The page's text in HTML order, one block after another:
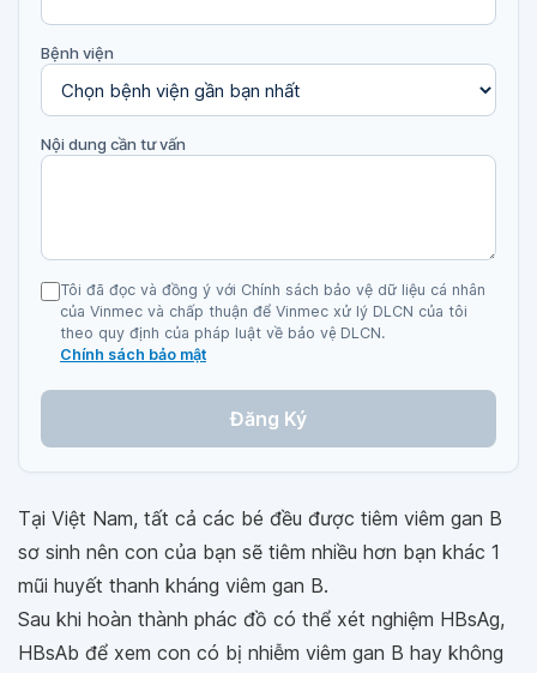
Bệnh viện
Nội dung cần tư vấn
Tôi đã đọc và đồng ý với Chính sách bảo vệ dữ liệu cá nhân
của Vinmec và chấp thuận để Vinmec xử lý DLCN của tôi
theo quy định của pháp luật về bảo vệ DLCN.
Chính sách bảo mật
Đăng Ký
Tại Việt Nam, tất cả các bé đều được tiêm viêm gan B
sơ sinh nên con của bạn sẽ tiêm nhiều hơn bạn khác 1
mũi huyết thanh kháng viêm gan B.
Sau khi hoàn thành phác đồ có thể xét nghiệm HBsAg,
HBsAb để xem con có bị nhiễm viêm gan B hay không